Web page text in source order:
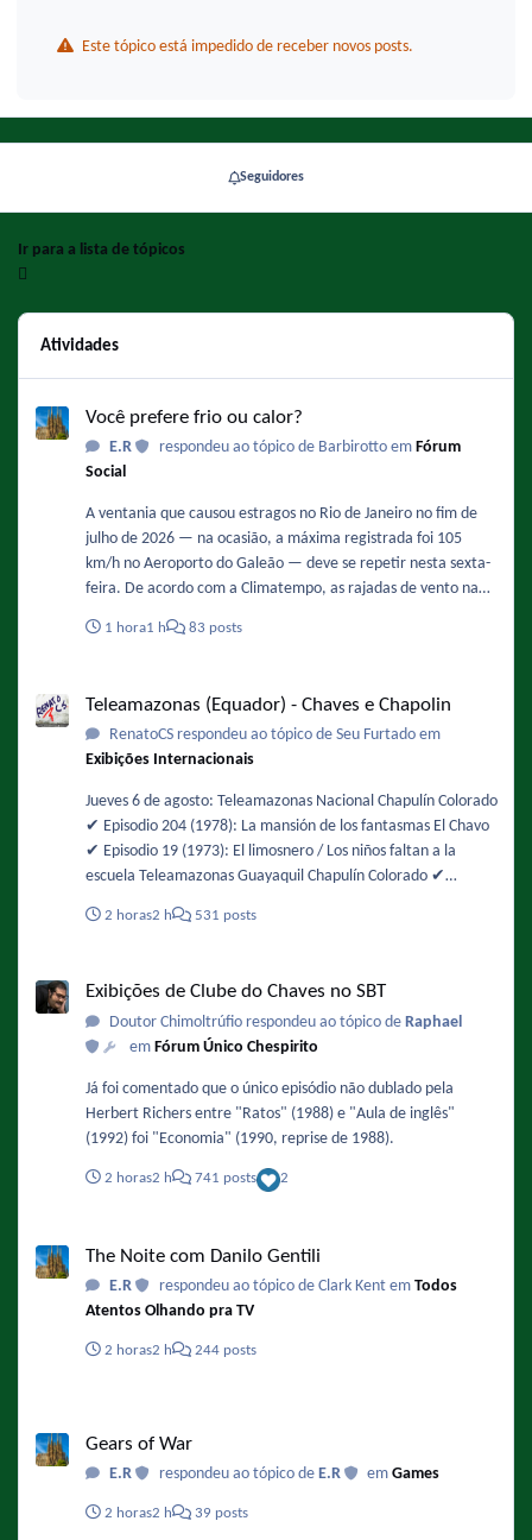
Este tópico está impedido de receber novos posts.
Seguidores
Ir para a lista de tópicos
Atividades
Você prefere frio ou calor?
E.R respondeu ao tópico de Barbirotto em Fórum
Social
A ventania que causou estragos no Rio de Janeiro no fim de
julho de 2026 — na ocasião, a máxima registrada foi 105
km/h no Aeroporto do Galeão — deve se repetir nesta sexta-
feira. De acordo com a Climatempo, as rajadas de vento na
com possibilidade de queda de árvores. Os ventos devem
https://oglobo.globo.com/rio/noticia/2026/08/06/rajadas-de-
vento-mais-intensas-sao-esperadas-entre-12h-e-18h-desta-
1 hora1 h 83 posts
Teleamazonas (Equador) - Chaves e Chapolin
RenatoCS respondeu ao tópico de Seu Furtado em
Exibições Internacionais
Jueves 6 de agosto: Teleamazonas Nacional Chapulín Colorado
✔️ Episodio 204 (1978): La mansión de los fantasmas El Chavo
✔️ Episodio 19 (1973): El limosnero / Los niños faltan a la
escuela Teleamazonas Guayaquil Chapulín Colorado ✔️
paralizadora El Chavo ✔️ Episodio 105 (1975): La fuente de los
2 horas2 h 531 posts
Exibições de Clube do Chaves no SBT
Doutor Chimoltrúfio respondeu ao tópico de Raphael
em Fórum Único Chespirito
Já foi comentado que o único episódio não dublado pela
Herbert Richers entre "Ratos" (1988) e "Aula de inglês"
(1992) foi "Economia" (1990, reprise de 1988).
2 horas2 h 741 posts 2
The Noite com Danilo Gentili
E.R respondeu ao tópico de Clark Kent em Todos
Atentos Olhando pra TV
2 horas2 h 244 posts
Gears of War
E.R respondeu ao tópico de E.R emGames
2 horas2 h 39 posts